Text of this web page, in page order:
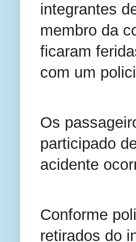
integrantes
membro da
ficaram
com um
Os
participado
acidente
Conforme
retirados do